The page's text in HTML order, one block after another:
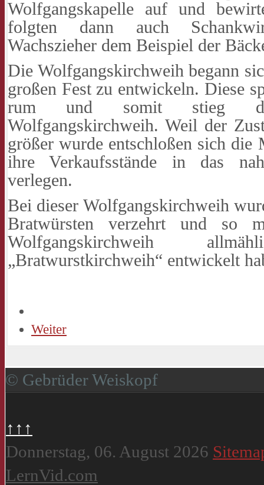
Wolfgangskapelle auf und
folgten dann auch
Wachszieher dem Beispiel der
Die Wolfgangskirchweih begann
großen Fest zu entwickeln. Diese
rum und somit stieg
Wolfgangskirchweih. Weil der
größer wurde entschloßen sich die
ihre Verkaufsstände in das
verlegen.
Bei dieser Wolfgangskirchweih
Bratwürsten verzehrt und so
Wolfgangskirchweih
„Bratwurstkirchweih“ entwickelt
Weiter
© Gebrüder Weiskopf
↑↑↑
Donnerstag, 06. August 2026
LernVid.com